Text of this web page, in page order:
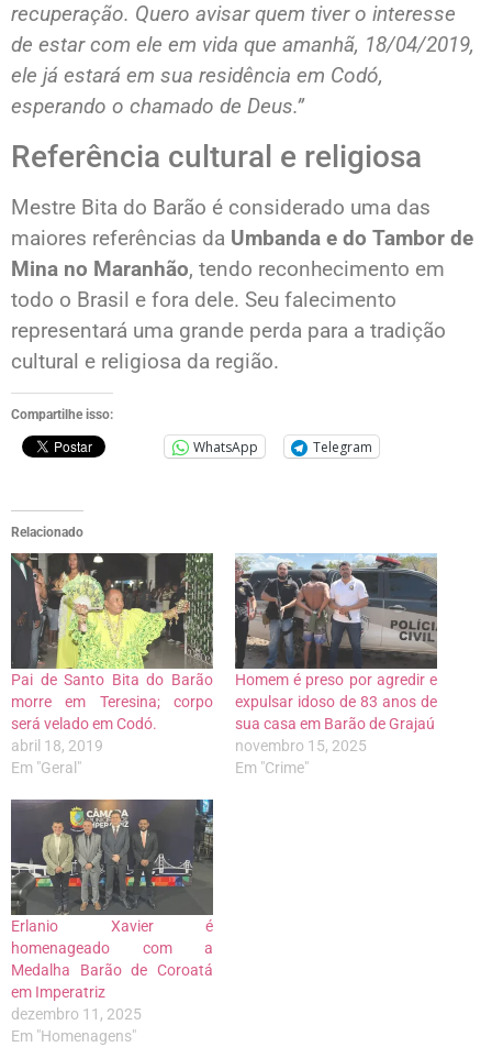
recuperação. Quero avisar quem tiver o interesse
de estar com ele em vida que amanhã, 18/04/2019,
ele já estará em sua residência em Codó,
esperando o chamado de Deus.”
Referência cultural e religiosa
Mestre Bita do Barão é considerado uma das
maiores referências da Umbanda e do Tambor de
Mina no Maranhão, tendo reconhecimento em
todo o Brasil e fora dele. Seu falecimento
representará uma grande perda para a tradição
cultural e religiosa da região.
Compartilhe isso:
WhatsApp Telegram
Relacionado
Pai de Santo Bita do Barão
morre em Teresina; corpo
será velado em Codó.
abril 18, 2019
Em "Geral"
Homem é preso por agredir e
expulsar idoso de 83 anos de
sua casa em Barão de Grajaú
novembro 15, 2025
Em "Crime"
Erlanio Xavier é
homenageado com a
Medalha Barão de Coroatá
em Imperatriz
dezembro 11, 2025
Em "Homenagens"